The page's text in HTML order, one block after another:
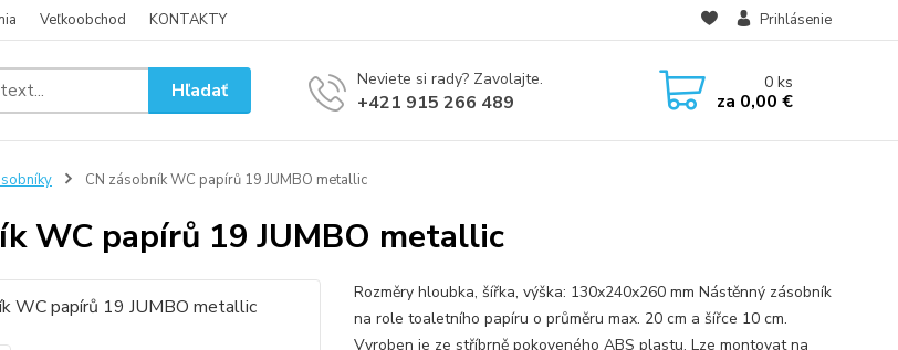
Veľkoobchod KONTAKTY Prihlásenie
Hľadať Neviete si rady? Zavolajte.
+421 915 266 489
0ks
za 0,00 €
CN zásobník WC papírů 19 JUMBO metallic
WC papírů 19 JUMBO metallic
Rozměry hloubka, šířka, výška: 130x240x260 mm Nástěnný zásobník
na role toaletního papíru o průměru max. 20 cm a šířce 10 cm.
Vyroben je ze stříbrně pokoveného ABS plastu. Lze montovat na